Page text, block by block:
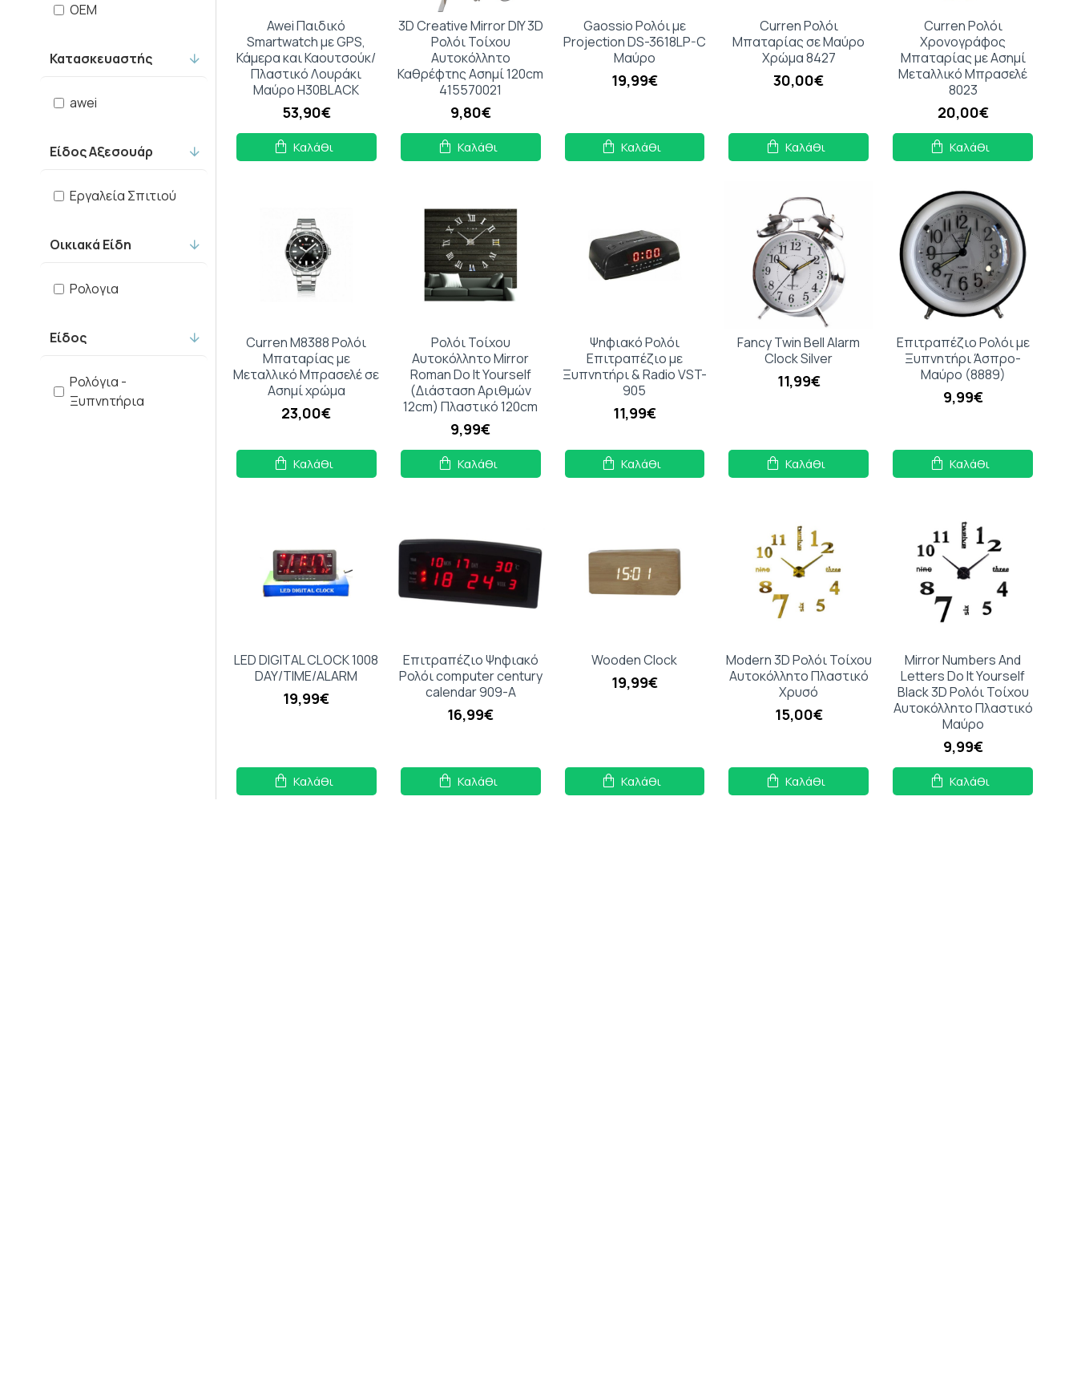
OEM
Κατασκευαστής
awei
Είδος Αξεσουάρ
Εργαλεία Σπιτιού
Οικιακά Είδη
Ρολογια
Είδος
Ρολόγια -
Ξυπνητήρια
Awei Παιδικό
Smartwatch με GPS,
Κάμερα και Καουτσούκ/
Πλαστικό Λουράκι
Μαύρο H30BLACK
53,90€
Καλάθι
3D Creative Mirror DIY 3D
Ρολόι Τοίχου
Αυτοκόλλητο
Καθρέφτης Ασημί 120cm
415570021
9,80€
Καλάθι
Gaossio Ρολόι με
Projection DS-3618LP-C
Μαύρο
19,99€
Καλάθι
Curren Ρολόι
Μπαταρίας σε Μαύρο
Χρώμα 8427
30,00€
Καλάθι
Curren Ρολόι
Χρονογράφος
Μπαταρίας με Ασημί
Μεταλλικό Μπρασελέ
8023
20,00€
Καλάθι
Curren M8388 Ρολόι
Μπαταρίας με
Μεταλλικό Μπρασελέ σε
Ασημί χρώμα
23,00€
Καλάθι
Ρολόι Τοίχου
Αυτοκόλλητο Mirror
Roman Do It Yourself
(Διάσταση Αριθμών
12cm) Πλαστικό 120cm
9,99€
Καλάθι
Ψηφιακό Ρολόι
Επιτραπέζιο με
Ξυπνητήρι & Radio VST-
905
11,99€
Καλάθι
Fancy Twin Bell Alarm
Clock Silver
11,99€
Καλάθι
Επιτραπέζιο Ρολόι με
Ξυπνητήρι Άσπρο-
Μαύρο (8889)
9,99€
Καλάθι
LED DIGITAL CLOCK 1008
DAY/TIME/ALARM
19,99€
Καλάθι
Επιτραπέζιο Ψηφιακό
Ρολόι computer century
calendar 909-A
16,99€
Καλάθι
Wooden Clock
19,99€
Καλάθι
Modern 3D Ρολόι Τοίχου
Αυτοκόλλητο Πλαστικό
Χρυσό
15,00€
Καλάθι
Mirror Numbers And
Letters Do It Yourself
Black 3D Ρολόι Τοίχου
Αυτοκόλλητο Πλαστικό
Μαύρο
9,99€
Καλάθι